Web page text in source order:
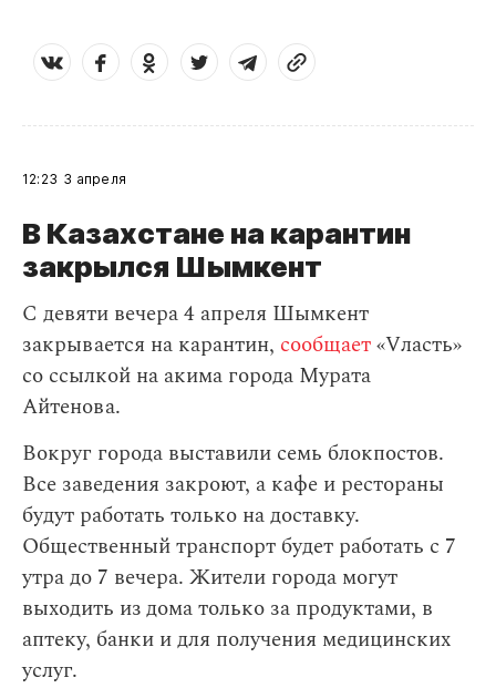
12:23 3 апреля
В Казахстане на карантин
закрылся Шымкент
С девяти вечера 4 апреля Шымкент
закрывается на карантин, сообщает«Vласть»
со ссылкой на акима города Мурата
Айтенова.
Вокруг города выставили семь блокпостов.
Все заведения закроют, а кафе и рестораны
будут работать только на доставку.
Общественный транспорт будет работать с 7
утра до 7 вечера. Жители города могут
выходить из дома только за продуктами, в
аптеку, банки и для получения медицинских
услуг.